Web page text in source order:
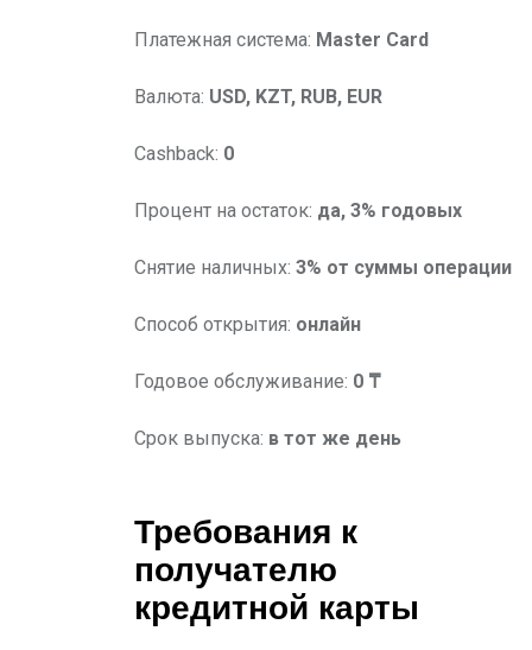
Платежная система: Master Card
Валюта: USD, KZT, RUB, EUR
Cashback: 0
Процент на остаток: да, 3% годовых
Снятие наличных: 3% от суммы операции
Способ открытия: онлайн
Годовое обслуживание: 0 ₸
Срок выпуска: в тот же день
Требования к
получателю
кредитной карты